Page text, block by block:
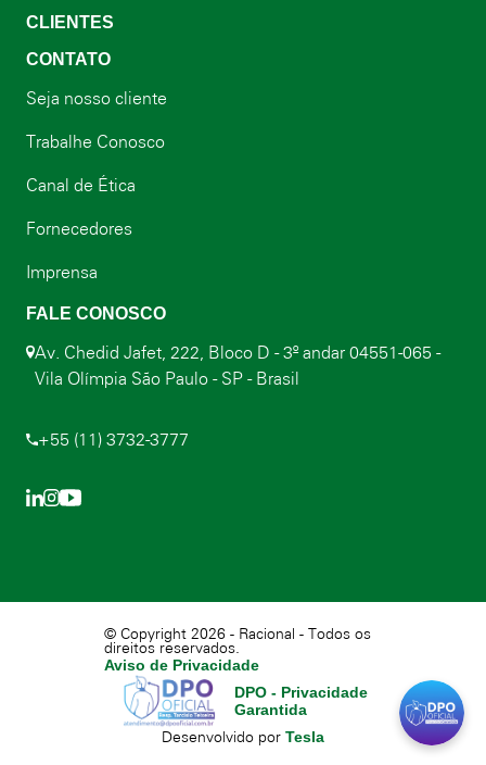
CLIENTES
CONTATO
Seja nosso cliente
Trabalhe Conosco
Canal de Ética
Fornecedores
Imprensa
FALE CONOSCO
Av. Chedid Jafet, 222, Bloco D - 3º andar 04551-065 -
Vila Olímpia São Paulo - SP - Brasil
+55 (11) 3732-3777
© Copyright 2026 - Racional - Todos os
direitos reservados.
Aviso de Privacidade
DPO - Privacidade
Garantida
Desenvolvido por Tesla